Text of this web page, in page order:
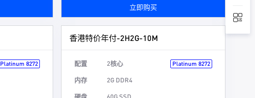
立即购买
Platinum 8272
香港特价年付-2H2G-10M
配置 2核心 Platinum 8272
内存
2G DDR4
硬盘
60G SSD